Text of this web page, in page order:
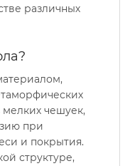
различных
мелких чешуек,
при
и покрытия.
структуре,